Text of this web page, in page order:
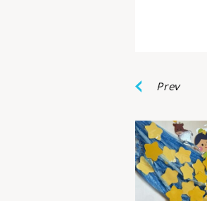
Prev